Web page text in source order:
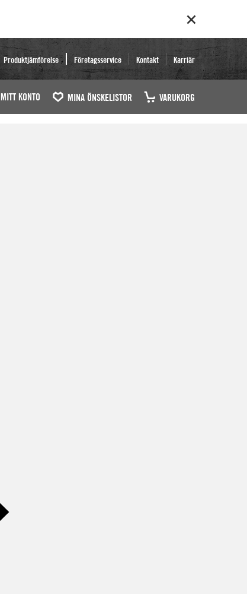
Produktjämförelse Företagsservice Kontakt Karriär
MITT KONTO MINA ÖNSKELISTOR VARUKORG